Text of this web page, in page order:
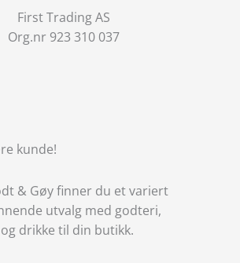
First Trading AS
Org.nr 923 310 037
kunde!
& Gøy finner du et variert
utvalg med godteri,
drikke til din butikk.